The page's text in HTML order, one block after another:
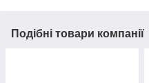
Подібні товари компанії